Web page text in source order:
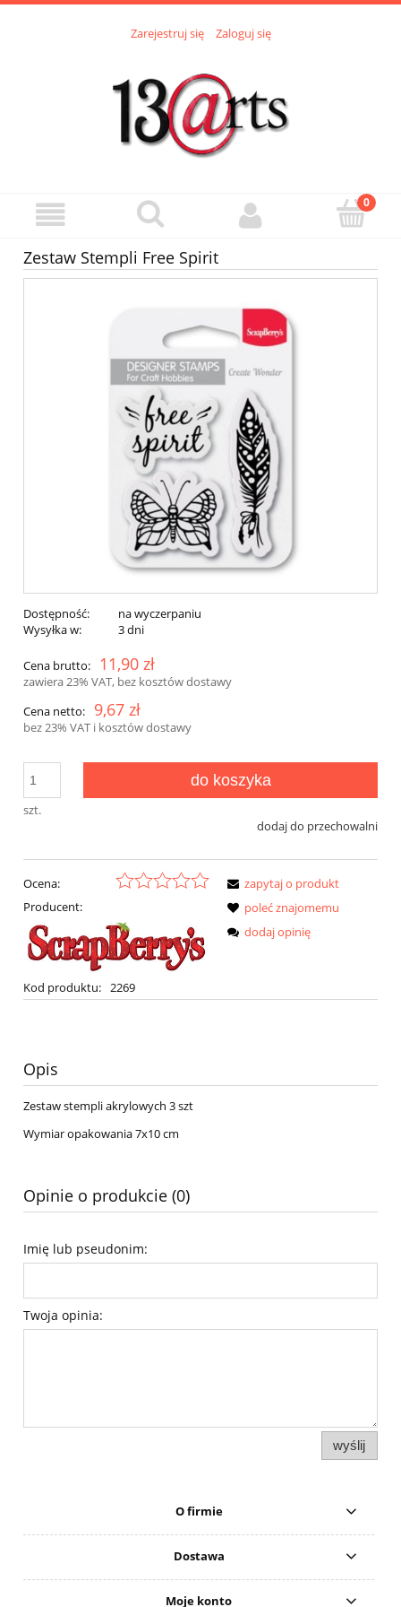
Zarejestruj się Zaloguj się
Zestaw Stempli Free Spirit
Dostępność:
na wyczerpaniu
Wysyłka w:
3 dni
Cena brutto: 11,90 zł
zawiera 23% VAT, bez kosztów dostawy
Cena netto:
9,67 zł
bez 23% VAT i kosztów dostawy
szt.
do koszyka
dodaj do przechowalni
Ocena:
Producent:
Kod produktu: 2269
zapytaj o produkt
poleć znajomemu
dodaj opinię
Opis
Zestaw stempli akrylowych 3 szt
Wymiar opakowania 7x10 cm
Opinie o produkcie (0)
Imię lub pseudonim:
Twoja opinia:
wyślij
O firmie
Dostawa
Moje konto